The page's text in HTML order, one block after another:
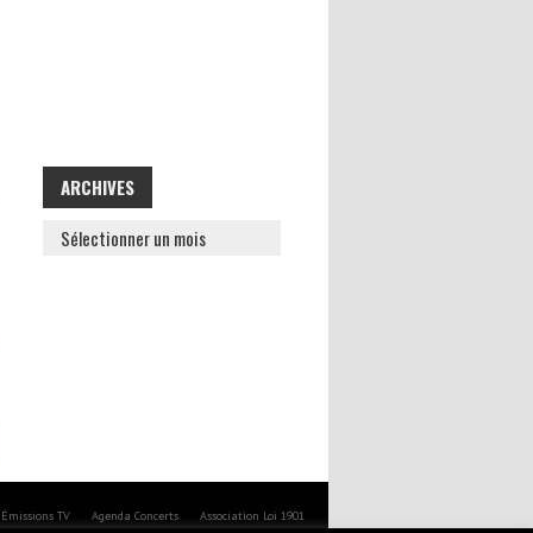
ARCHIVES
ARCHIVES
Émissions TV Agenda Concerts Association Loi 1901